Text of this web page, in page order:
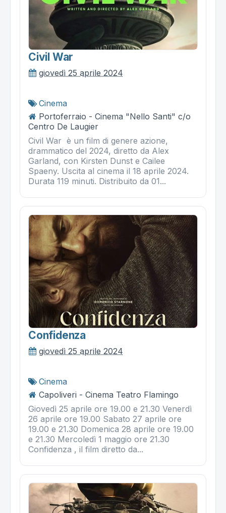
Civil War
giovedì 25 aprile 2024
Cinema
Portoferraio - Cinema "Nello Santi" c/o
Centro De Laugier
Civil War è un film di genere azione,
drammatico del 2024, diretto da Alex
Garland, con Kirsten Dunst e Cailee
Spaeny. Uscita al cinema il 18 aprile 2024.
Durata 119 minuti. Distribuito da 01...
Confidenza
giovedì 25 aprile 2024
Cinema
Capoliveri - Cinema Teatro Flamingo
Giovedì 25 aprile ore 19.00 e 21.30 Venerdì
26 aprile ore 19.00 Sabato 27 aprile ore
19.00 e 21.30 Domenica 28 aprile ore 19.00
e 21.30 Mercoledì 1 maggio ore 21.30
Confidenza , il film diretto da...